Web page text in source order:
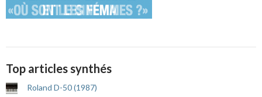
Top articles synthés
Roland D-50 (1987)